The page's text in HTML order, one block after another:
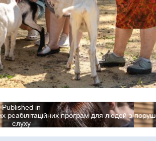
Published in
реабілітаційних програм для людей з
слуху